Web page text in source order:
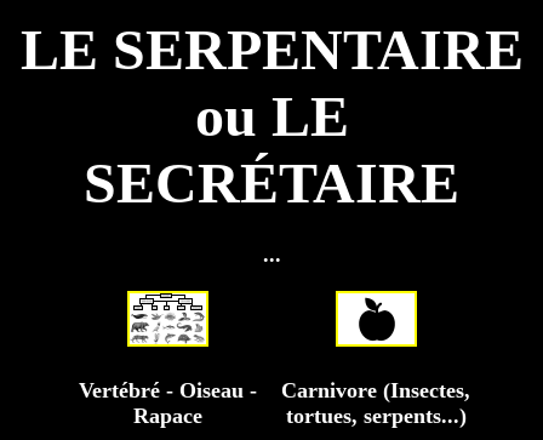
LE SERPENTAIRE
ou LE
SECRÉTAIRE
...
Vertébré - Oiseau -
Rapace
Carnivore (Insectes,
tortues, serpents...)